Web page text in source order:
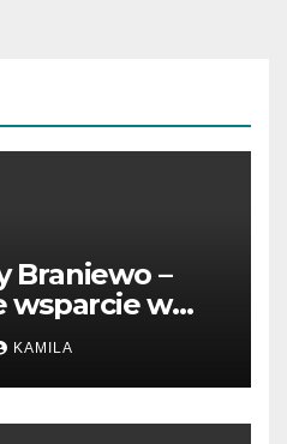
Braniewo –
wsparcie w
KAMILA